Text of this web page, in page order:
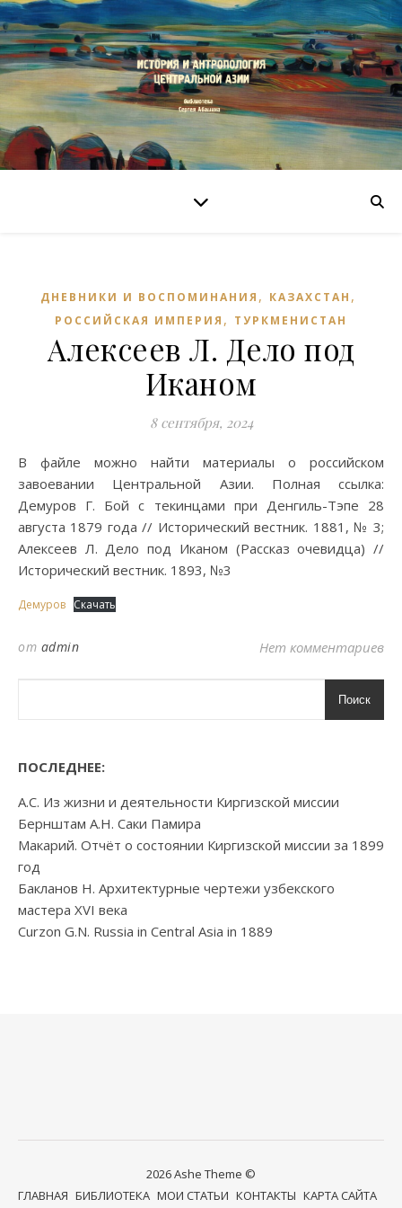
ДНЕВНИКИ И ВОСПОМИНАНИЯ , КАЗАХСТАН ,
РОССИЙСКАЯ ИМПЕРИЯ , ТУРКМЕНИСТАН
Алексеев Л. Дело под
Иканом
8 сентября, 2024
В файле можно найти материалы о российском
завоевании Центральной Азии. Полная ссылка:
Демуров Г. Бой с текинцами при Денгиль-Тэпе 28
августа 1879 года // Исторический вестник. 1881, № 3;
Алексеев Л. Дело под Иканом (Рассказ очевидца) //
Исторический вестник. 1893, №3
Демуров Скачать
от admin Нет комментариев
Поиск
ПОСЛЕДНЕЕ:
А.С. Из жизни и деятельности Киргизской миссии
Бернштам А.Н. Саки Памира
Макарий. Отчёт о состоянии Киргизской миссии за 1899
год
Бакланов Н. Архитектурные чертежи узбекского
мастера XVI века
Curzon G.N. Russia in Central Asia in 1889
2026 Ashe Theme ©
ГЛАВНАЯ БИБЛИОТЕКА МОИ СТАТЬИ КОНТАКТЫ КАРТА САЙТА